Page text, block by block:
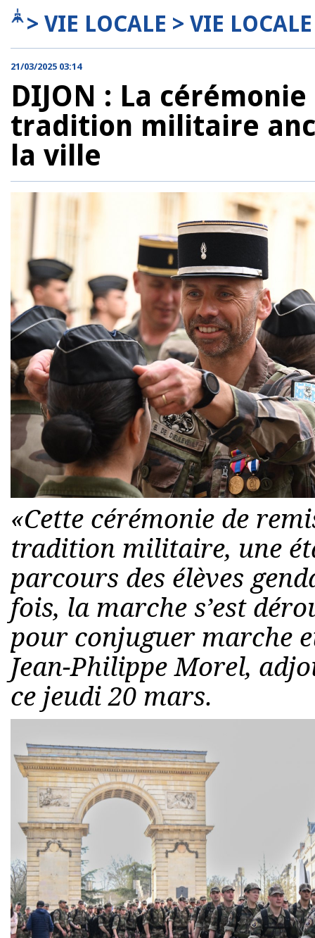
> VIE LOCALE > VIE LOCALE
21/03/2025 03:14
DIJON : La
tradition militaire
la ville
«Cette cérémonie de
tradition militaire, une
parcours des élèves
fois, la marche s’est
pour conjuguer marche
Jean-Philippe Morel,
ce jeudi 20 mars.